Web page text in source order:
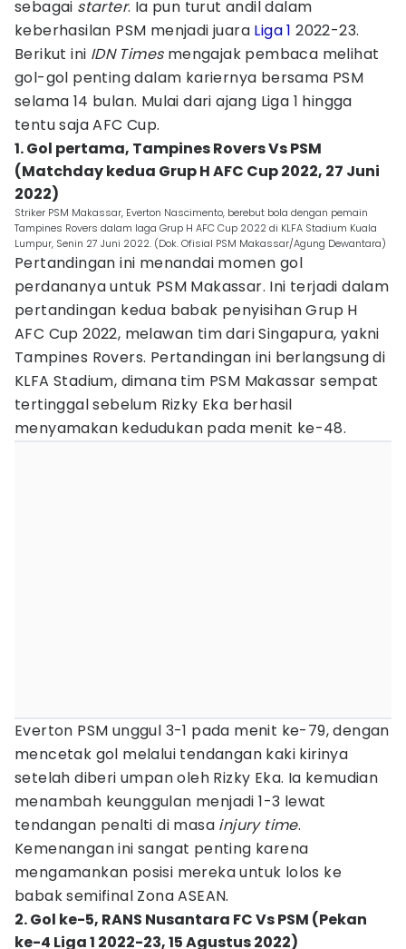
sebagai starter. Ia pun turut andil dalam
keberhasilan PSM menjadi juara Liga 1 2022-23.
Berikut ini IDN Timesmengajak pembaca melihat
gol-gol penting dalam kariernya bersama PSM
selama 14 bulan. Mulai dari ajang Liga 1 hingga
tentu saja AFC Cup.
1. Gol pertama, Tampines Rovers Vs PSM
(Matchday kedua Grup H AFC Cup 2022, 27 Juni
2022)
Striker PSM Makassar, Everton Nascimento, berebut bola dengan pemain
Tampines Rovers dalam laga Grup H AFC Cup 2022 di KLFA Stadium Kuala
Lumpur, Senin 27 Juni 2022. (Dok. Ofisial PSM Makassar/Agung Dewantara)
Pertandingan ini menandai momen gol
perdananya untuk PSM Makassar. Ini terjadi dalam
pertandingan kedua babak penyisihan Grup H
AFC Cup 2022, melawan tim dari Singapura, yakni
Tampines Rovers. Pertandingan ini berlangsung di
KLFA Stadium, dimana tim PSM Makassar sempat
tertinggal sebelum Rizky Eka berhasil
menyamakan kedudukan pada menit ke-48.
Everton PSM unggul 3-1 pada menit ke-79, dengan
mencetak gol melalui tendangan kaki kirinya
setelah diberi umpan oleh Rizky Eka. Ia kemudian
menambah keunggulan menjadi 1-3 lewat
tendangan penalti di masa injury time.
Kemenangan ini sangat penting karena
mengamankan posisi mereka untuk lolos ke
babak semifinal Zona ASEAN.
2. Gol ke-5, RANS Nusantara FC Vs PSM (Pekan
ke-4 Liga 1 2022-23, 15 Agustus 2022)